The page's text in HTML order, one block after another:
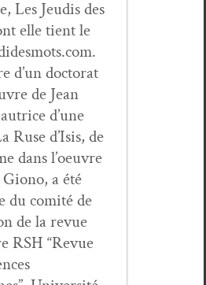
Les Jeud­is des
elle tient le
d’un doc­tor­at
de Jean
d’une
Ruse d’I­sis, de
dans l’oeu­vre
Giono, a été
du comité de
de la revue
RSH “Revue